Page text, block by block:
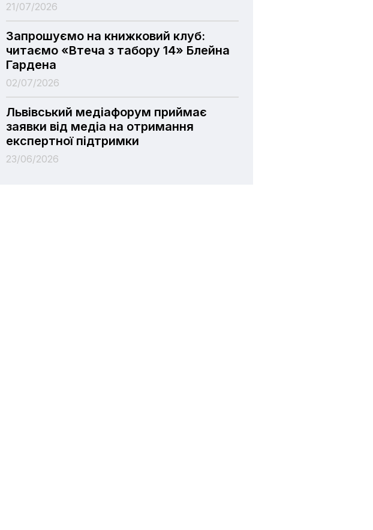
21/07/2026
Запрошуємо на книжковий клуб:
читаємо «Втеча з табору 14» Блейна
Гардена
02/07/2026
Львівський медіафорум приймає
заявки від медіа на отримання
експертної підтримки
23/06/2026